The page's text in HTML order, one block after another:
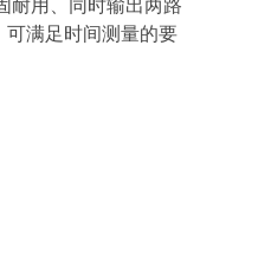
耐用、同时输出两路
可满足时间测量的要